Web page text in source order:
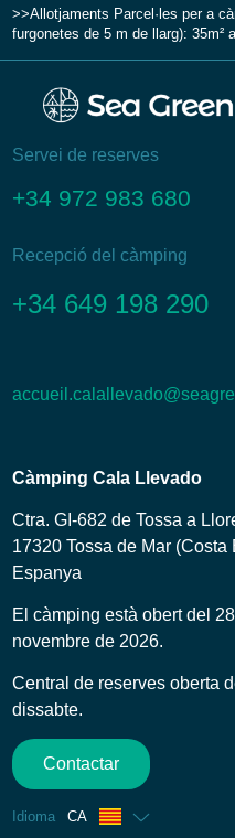
Allotjaments Parcel·les per a
furgonetes de 5 m de llarg): 35m²
Servei de reserves
+34 972 983 680
Recepció del càmping
+34 649 198 290
Càmping Cala Llevado
Ctra. GI-682 de Tossa a
17320 Tossa de Mar (Costa
Espanya
El càmping està obert del
novembre de 2026.
Central de reserves oberta
dissabte.
Contactar
Idioma CA